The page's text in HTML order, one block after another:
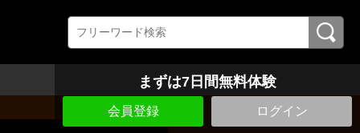
まずは7日間無料体験
会員登録 ログイン